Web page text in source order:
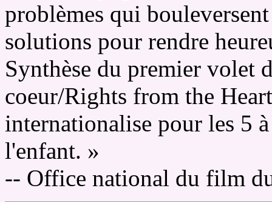
problèmes qui
solutions pour rendre
Synthèse du premier volet
coeur/Rights from the
internationalise pour les 5
l'enfant. »
-- Office national du film